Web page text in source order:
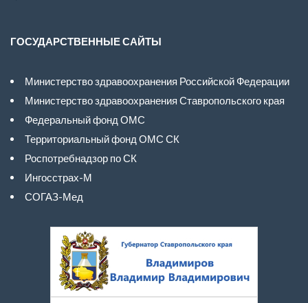
ГОСУДАРСТВЕННЫЕ САЙТЫ
Министерство здравоохранения Российской Федерации
Министерство здравоохранения Ставропольского края
Федеральный фонд ОМС
Территориальный фонд ОМС СК
Роспотребнадзор по СК
Ингосстрах-М
СОГАЗ-Мед